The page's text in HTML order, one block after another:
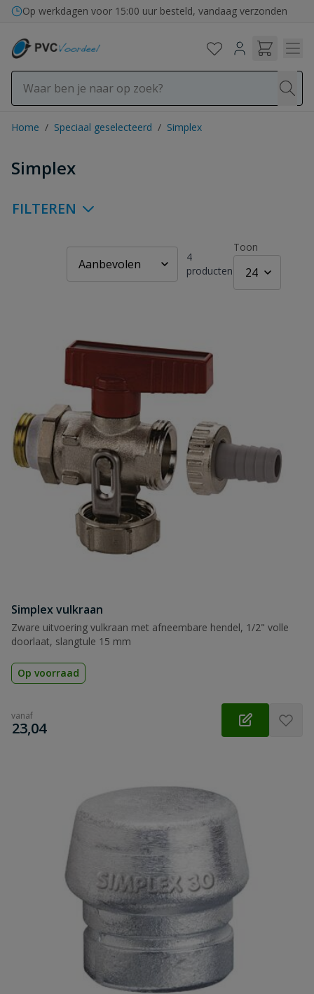
Ga naar de inhoud
Op werkdagen voor 15:00 uur besteld, vandaag verzonden
Home / Speciaal geselecteerd / Simplex
Simplex
FILTEREN
4
producten
Toon
Simplex vulkraan
Zware uitvoering vulkraan met afneembare hendel, 1/2" volle
doorlaat, slangtule 15 mm
Op voorraad
vanaf
€
23,04